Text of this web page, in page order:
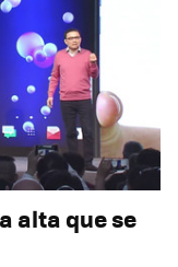
alta que se